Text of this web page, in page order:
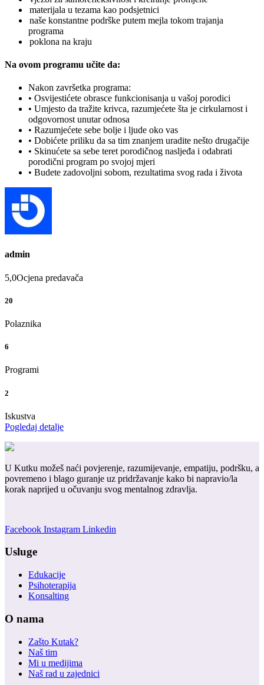
materijala u tezama kao podsjetnici
naše konstantne podrške putem mejla tokom trajanja
programa
poklona na kraju
Na ovom programu učite da:
Nakon završetka programa:
• Osvijestićete obrasce funkcionisanja u vašoj porodici
• Umjesto da tražite krivca, razumjećete šta je cirkularnost i
odgovornost unutar odnosa
• Razumjećete sebe bolje i ljude oko vas
• Dobićete priliku da sa tim znanjem uradite nešto drugačije
• Skinućete sa sebe teret porodičnog nasljeđa i odabrati
porodični program po svojoj mjeri
• Budete zadovoljni sobom, rezultatima svog rada i života
admin
5,0Ocjena predavača
20
Polaznika
6
Programi
2
Iskustva
Pogledaj detalje
U Kutku možeš naći povjerenje, razumijevanje, empatiju, podršku, a
povremeno i blago guranje uz pridržavanje kako bi napravio/la
korak naprijed u očuvanju svog mentalnog zdravlja.
Facebook Instagram Linkedin
Usluge
Edukacije
Psihoterapija
Konsalting
O nama
Zašto Kutak?
Naš tim
Mi u medijima
Naš rad u zajednici